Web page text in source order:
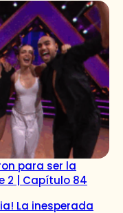
para ser la
2 | Capítulo 84
La inesperada